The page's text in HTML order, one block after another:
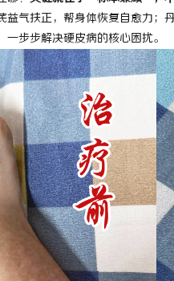
益气扶正，帮身体恢复自愈力
步步解决硬皮病的核心困扰。
何 武汉配眼镜 上海配眼镜